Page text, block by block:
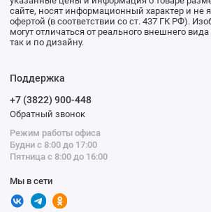
сайте, носят информационный характер и не
офертой (в соответствии со ст. 437 ГК РФ).
могут отличаться от реального внешнего вида
так и по дизайну.
Поддержка
+7 (3822) 900-448
Обратный звонок
Режим работы офиса
Будни с 8:00 до 17:00
Пятница с 8:00 до 16:00
Мы в сети